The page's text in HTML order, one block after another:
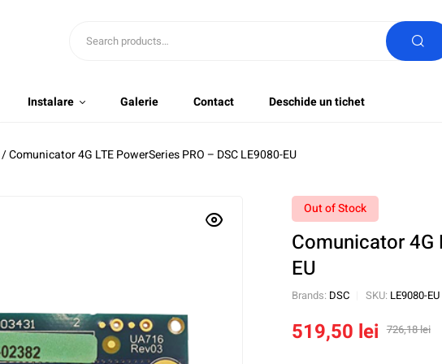
Instalare Galerie Contact Deschide un tichet
/ Comunicator 4G LTE PowerSeries PRO – DSC LE9080-EU
Out of Stock
Comunicator 4G
EU
Brands: DSC SKU: LE9080-EU
726,18lei
519,50 lei